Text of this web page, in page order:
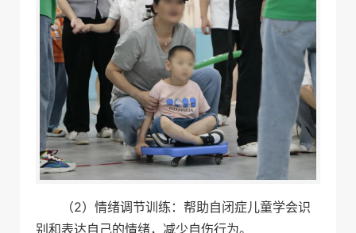
（2）情绪调节训练：帮助自闭症儿童学会识
别和表达自己的情绪，减少自伤行为。